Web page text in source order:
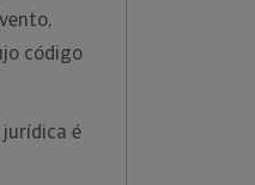
código
jurídica é